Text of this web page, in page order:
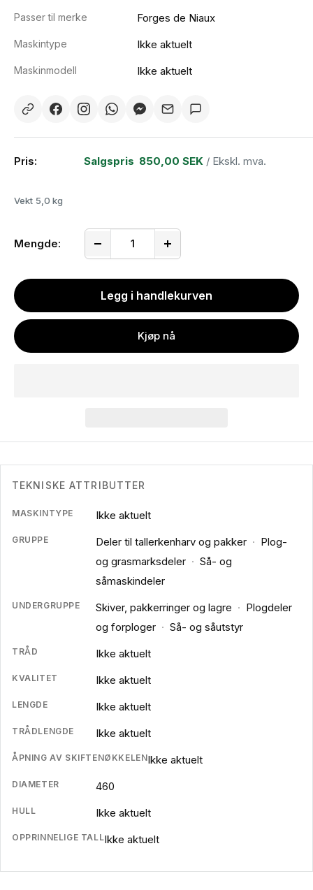
Passer til merke Forges de Niaux
Maskintype Ikke aktuelt
Maskinmodell Ikke aktuelt
Pris: Salgspris 850,00 SEK / Ekskl. mva.
Vekt 5,0 kg
Mengde:
Legg i handlekurven
Kjøp nå
TEKNISKE ATTRIBUTTER
MASKINTYPE Ikke aktuelt
GRUPPE Deler til tallerkenharv og pakker · Plog-
og grasmarksdeler · Så- og
såmaskindeler
UNDERGRUPPE Skiver, pakkerringer og lagre · Plogdeler
og forploger · Så- og såutstyr
TRÅD Ikke aktuelt
KVALITET Ikke aktuelt
LENGDE Ikke aktuelt
TRÅDLENGDE Ikke aktuelt
ÅPNING AV SKIFTENØKKELENIkke aktuelt
DIAMETER 460
HULL Ikke aktuelt
OPPRINNELIGE TALLIkke aktuelt